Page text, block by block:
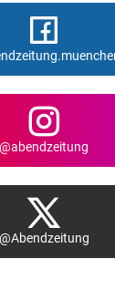
@abendzeitung
@Abendzeitung